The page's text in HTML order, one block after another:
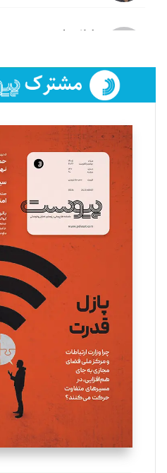
لیلا حنارود
فائزه فتحی رستمی
تحریریه
سروش کرمیان
تحریریه
مینا پاکدل
یسنا امان‌پور
تحریریه
ملینا جعفری
تحریریه
مصطفی مسجدی آرانی
تحریریه